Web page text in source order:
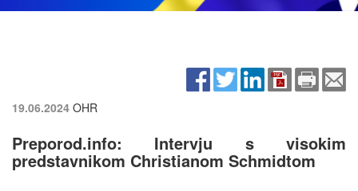
19.06.2024 OHR
Preporod.info: Intervju s visokim
predstavnikom Christianom Schmidtom